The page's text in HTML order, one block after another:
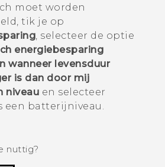
moet worden
tik je op
, selecteer de optie
energiebesparing
wanneer levensduur
is dan door mij
niveau en selecteer
een batterijniveau.
nuttig?